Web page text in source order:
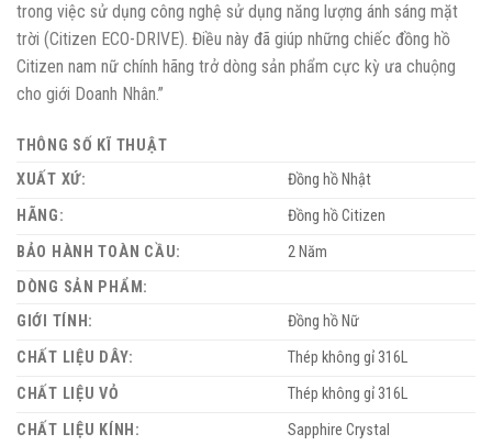
trong việc sử dụng công nghệ sử dụng năng lượng ánh sáng mặt
trời (Citizen ECO-DRIVE). Điều này đã giúp những chiếc đồng hồ
Citizen nam nữ chính hãng trở dòng sản phẩm cực kỳ ưa chuộng
cho giới Doanh Nhân.”
THÔNG SỐ KĨ THUẬT
XUẤT XỨ:
Đồng hồ Nhật
HÃNG:
Đồng hồ Citizen
BẢO HÀNH TOÀN CẦU:
2 Năm
DÒNG SẢN PHẨM:
GIỚI TÍNH:
Đồng hồ Nữ
CHẤT LIỆU DÂY:
Thép không gỉ 316L
CHẤT LIỆU VỎ
Thép không gỉ 316L
CHẤT LIỆU KÍNH:
Sapphire Crystal